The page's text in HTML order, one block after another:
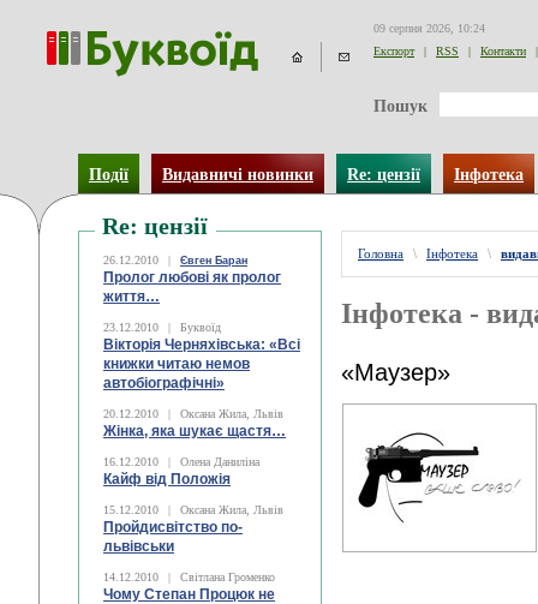
09 серпня 2026, 10:24
Експорт
| RSS | Контакти |
Пошук
Події Видавничі новинки Re: цензії Інфотека
Re: цензії
26.12.2010 | Євген Баран
Пролог любові як пролог
життя…
23.12.2010 | Буквоїд
Вікторія Черняхівська: «Всі
книжки читаю немов
автобіографічні»
20.12.2010 | Оксана Жила, Львів
Жінка, яка шукає щастя…
16.12.2010 | Олена Даниліна
Кайф від Положія
15.12.2010 | Оксана Жила, Львів
Пройдисвітство по-
львівськи
14.12.2010 | Світлана Громенко
Чому Степан Процюк не
Головна \ Інфотека \
Інфотека -
«Маузер»